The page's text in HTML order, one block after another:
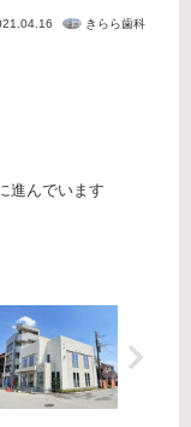
とのご意見を多く
きらら歯科
進んでいます